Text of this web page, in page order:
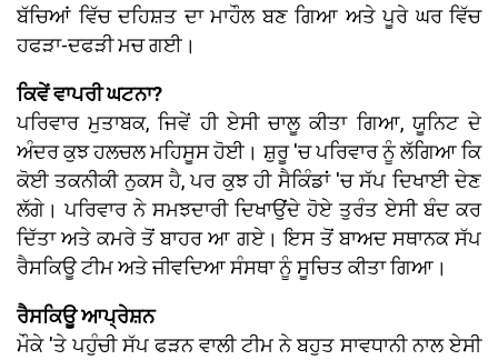
ਬੱਚਿਆਂ ਵਿੱਚ ਦਹਿਸ਼ਤ ਦਾ ਮਾਹੌਲ ਬਣ ਗਿਆ ਅਤੇ ਪੂਰੇ ਘਰ ਵਿੱਚ
ਹਫੜਾ-ਦਫੜੀ ਮਚ ਗਈ।
ਕਿਵੇਂ ਵਾਪਰੀ ਘਟਨਾ?
ਪਰਿਵਾਰ ਮੁਤਾਬਕ, ਜਿਵੇਂ ਹੀ ਏਸੀ ਚਾਲੂ ਕੀਤਾ ਗਿਆ, ਯੂਨਿਟ ਦੇ
ਅੰਦਰ ਕੁਝ ਹਲਚਲ ਮਹਿਸੂਸ ਹੋਈ। ਸ਼ੁਰੂ 'ਚ ਪਰਿਵਾਰ ਨੂੰ ਲੱਗਿਆ ਕਿ
ਕੋਈ ਤਕਨੀਕੀ ਨੁਕਸ ਹੈ, ਪਰ ਕੁਝ ਹੀ ਸੈਕਿੰਡਾਂ 'ਚ ਸੱਪ ਦਿਖਾਈ ਦੇਣ
ਲੱਗੇ। ਪਰਿਵਾਰ ਨੇ ਸਮਝਦਾਰੀ ਦਿਖਾਉਂਦੇ ਹੋਏ ਤੁਰੰਤ ਏਸੀ ਬੰਦ ਕਰ
ਦਿੱਤਾ ਅਤੇ ਕਮਰੇ ਤੋਂ ਬਾਹਰ ਆ ਗਏ। ਇਸ ਤੋਂ ਬਾਅਦ ਸਥਾਨਕ ਸੱਪ
ਰੈਸਕਿਊ ਟੀਮ ਅਤੇ ਜੀਵਦਿਆ ਸੰਸਥਾ ਨੂੰ ਸੂਚਿਤ ਕੀਤਾ ਗਿਆ।
ਰੈਸਕਿਊ ਆਪ੍ਰੇਸ਼ਨ
ਮੌਕੇ 'ਤੇ ਪਹੁੰਚੀ ਸੱਪ ਫੜਨ ਵਾਲੀ ਟੀਮ ਨੇ ਬਹੁਤ ਸਾਵਧਾਨੀ ਨਾਲ ਏਸੀ